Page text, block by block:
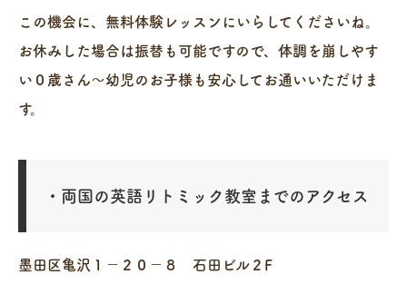
この機会に、無料体験レッスンにいらしてくださいね。
お休みした場合は振替も可能ですので、体調を崩しやす
い０歳さん～幼児のお子様も安心してお通いいただけま
す。
・両国の英語リトミック教室までのアクセス
墨田区亀沢１－２０－８ 石田ビル２F